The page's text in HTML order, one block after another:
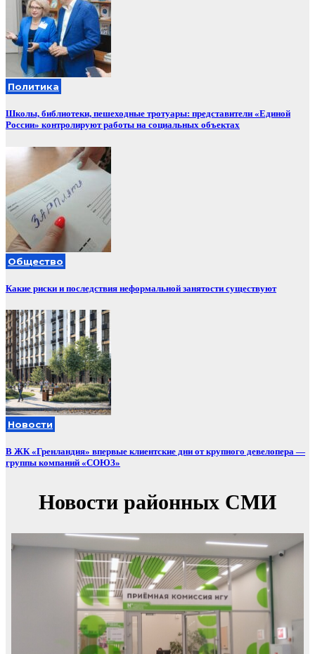
Политика
Школы, библиотеки, пешеходные тротуары: представители «Единой
России» контролируют работы на социальных объектах
Общество
Какие риски и последствия неформальной занятости существуют
Новости
В ЖК «Гренландия» впервые клиентские дни от крупного девелопера —
группы компаний «СОЮЗ»